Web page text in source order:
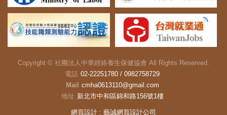
Copyright © 社團法人中華經絡養生保健協會 All Rights Reserved.
電話 02-22251780 / 0982758729
Mail
cmha0613110@gmail.com
地址 新北市中和區錦和路156號1樓
網頁設計 : 藝誠網頁設計公司